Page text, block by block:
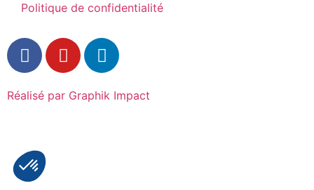
Politique de confidentialité
Réalisé par Graphik Impact